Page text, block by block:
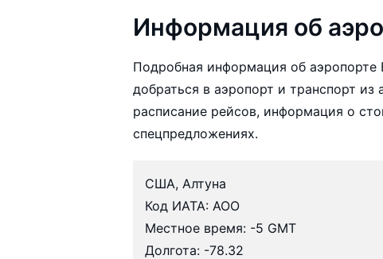
Информация об
Подробная информация об
добраться в аэропорт и транспорт
расписание рейсов, информация о
спецпредложениях.
США, Алтуна
Код ИАТА: AOO
Местное время: -5 GMT
Долгота: -78.32